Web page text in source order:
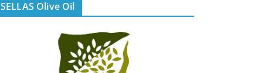
SELLAS Olive Oil